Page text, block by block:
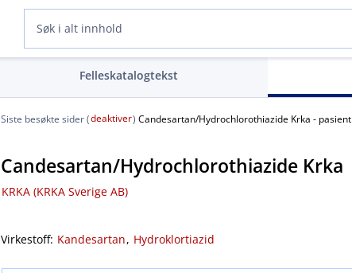
Felleskatalogtekst
Siste besøkte sider (deaktiver) Candesartan​/​Hydrochlorothiazide Krka - pasient
Candesartan​/​Hydrochlorothiazide Krka
KRKA (KRKA Sverige AB)
Virkestoff: Kandesartan, Hydroklortiazid